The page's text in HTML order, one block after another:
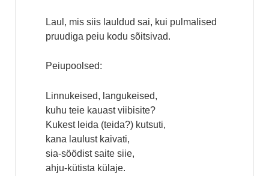
Laul, mis siis lauldud sai, kui pulmalised
pruudiga peiu kodu sõitsivad.
Peiupoolsed:
Linnukeised, langukeised,
kuhu teie kauast viibisite?
Kukest leida (teida?) kutsuti,
kana laulust kaivati,
sia-söödist saite siie,
ahju-kütista külaje.